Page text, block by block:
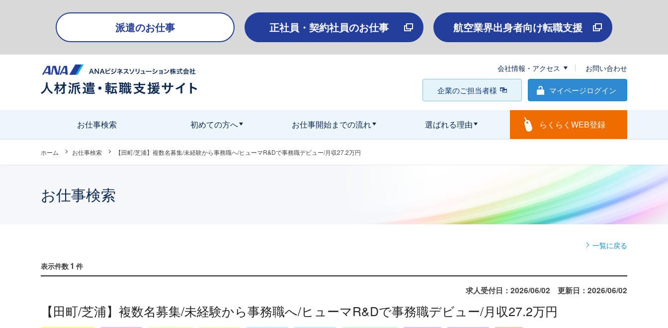
派遣のお仕事 正社員・契約社員のお仕事 航空業界出身者向け転職支援
お仕事検索 初めての方へ お仕事開始までの流れ 選ばれる理由 らくらくWEB登録
会社情報・アクセス
会社情報・アクセス
お問い合わせ
マイページログイン
企業のご担当者様
ホーム お仕事検索 【田町/芝浦】複数名募集/未経験から事務職へ/ヒューマR&Dで事務職デビュー/月収27.2万円
お仕事検索
一覧に戻る
表示件数 1 件
求人受付日：2026/06/02 更新日：2026/06/02
【田町/芝浦】複数名募集/未経験から事務職へ/ヒューマR&Dで事務職デビュー/月収27.2万円